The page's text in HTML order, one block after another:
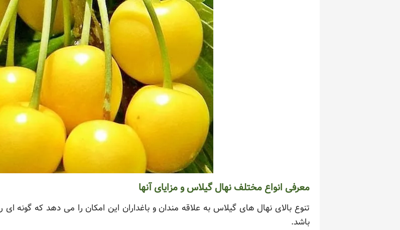
معرفی انواع مختلف نهال گیلاس و مزایای آنها
تنوع بالای نهال های گیلاس به علاقه مندان و باغداران این امکان را می دهد که گونه ای
باشد.